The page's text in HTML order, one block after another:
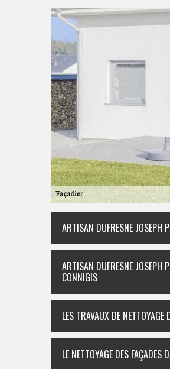
ARTISAN DUFRESNE JOSEPH
ARTISAN DUFRESNE JOSEPH
CONNIGIS
LES TRAVAUX DE
LE NETTOYAGE DES